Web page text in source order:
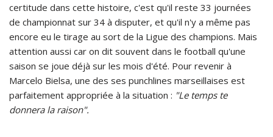
certitude dans cette histoire, c'est qu'il reste 33 journées
de championnat sur 34 à disputer, et qu'il n'y a même pas
encore eu le tirage au sort de la Ligue des champions. Mais
attention aussi car on dit souvent dans le football qu'une
saison se joue déjà sur les mois d'été. Pour revenir à
Marcelo Bielsa, une des ses punchlines marseillaises est
parfaitement appropriée à la situation : "Le temps te
donnera la raison".